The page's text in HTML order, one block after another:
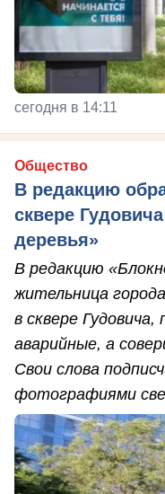
сегодня в 14:11
Общество
В редакцию
сквере
деревья»
В редакцию
жительница
в сквере
аварийные, а
Свои слова
фотографиями